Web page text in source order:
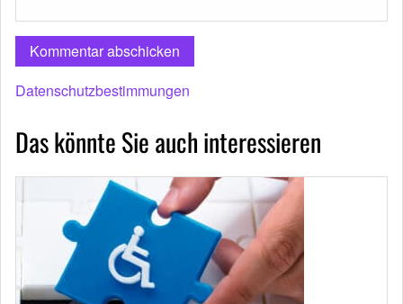
Datenschutzbestimmungen
Das könnte Sie auch interessieren